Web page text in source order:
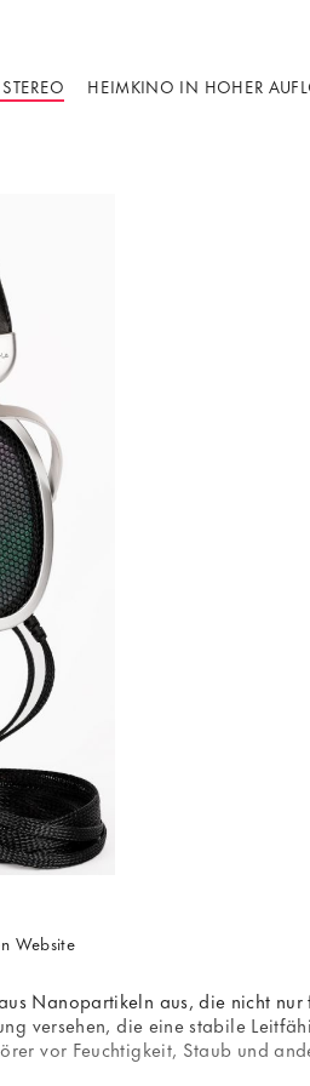
HEIMKINO IN HOHER
Nanopartikeln aus, die nicht
versehen, die eine stabile
vor Feuchtigkeit, Staub und
Website